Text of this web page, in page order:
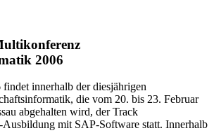
2006
innerhalb der diesjährigen
die vom 20. bis 23. Februar
abgehalten wird, der Track
mit SAP-Software statt. Innerhalb